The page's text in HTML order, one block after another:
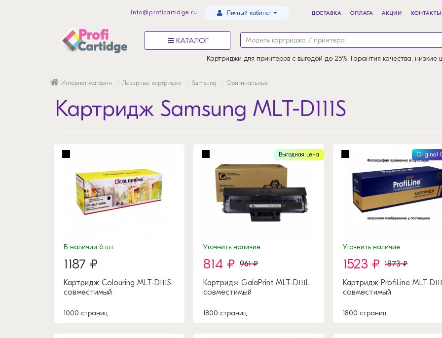
info@proficartidge.ru Личный кабинет ДОСТАВКА ОПЛАТА АКЦИИ КОНТАКТЫ
КАТАЛОГ
Картриджи для принтеров с выгодой до 25%. Гарантия качества, низкие
Интернет-магазин Лазерные картриджи Samsung Оригинальные
Картридж Samsung MLT-D111S
В наличии 6 шт.
1187 ₽
Картридж Colouring MLT-D111S
совместимый
1000 страниц
Выгодная цена
Уточнить наличие
814 ₽ 961 ₽
Картридж GalaPrint MLT-D111L
совместимый
1800 страниц
Original
Уточнить наличие
1523 ₽ 1873 ₽
Картридж ProfiLine MLT-
совместимый
1800 страниц